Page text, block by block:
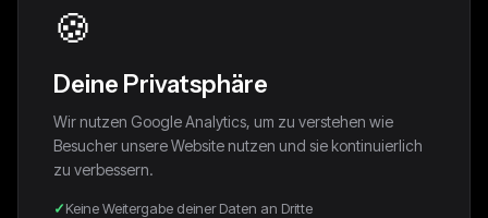
Polo Ralph Lauren Vintage
Pullover | M
Lacoste Vintage Pullover | L
🍪
Deine Privatsphäre
Wir nutzen Google Analytics, um zu verstehen wie
Besucher unsere Website nutzen und sie kontinuierlich
zu verbessern.
Keine Weitergabe deiner Daten an Dritte